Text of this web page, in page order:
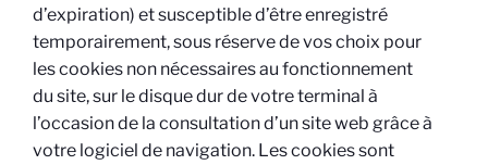
d’expiration) et susceptible d’être enregistré
temporairement, sous réserve de vos choix pour
les cookies non nécessaires au fonctionnement
du site, sur le disque dur de votre terminal à
l’occasion de la consultation d’un site web grâce à
votre logiciel de navigation. Les cookies sont